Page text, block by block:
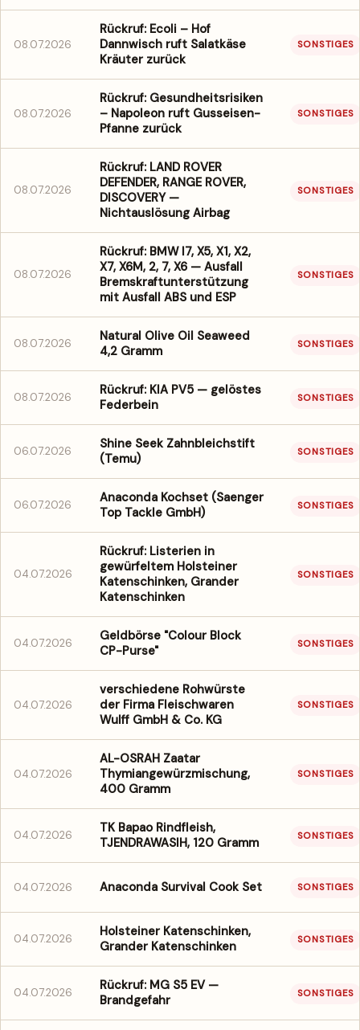
08.07.2026
Rückruf: Ecoli – Hof
Dannwisch ruft Salatkäse
Kräuter zurück
SONSTIGES
08.07.2026
Rückruf: Gesundheitsrisiken
– Napoleon ruft Gusseisen-
Pfanne zurück
SONSTIGES
08.07.2026
Rückruf: LAND ROVER
DEFENDER, RANGE ROVER,
DISCOVERY —
Nichtauslösung Airbag
SONSTIGES
08.07.2026
Rückruf: BMW I7, X5, X1, X2,
X7, X6M, 2, 7, X6 — Ausfall
Bremskraftunterstützung
mit Ausfall ABS und ESP
SONSTIGES
08.07.2026
Natural Olive Oil Seaweed
4,2 Gramm
SONSTIGES
08.07.2026
Rückruf: KIA PV5 — gelöstes
Federbein
SONSTIGES
06.07.2026
Shine Seek Zahnbleichstift
(Temu)
SONSTIGES
06.07.2026
Anaconda Kochset (Saenger
Top Tackle GmbH)
SONSTIGES
04.07.2026
Rückruf: Listerien in
gewürfeltem Holsteiner
Katenschinken, Grander
Katenschinken
SONSTIGES
04.07.2026
Geldbörse "Colour Block
CP-Purse"
SONSTIGES
04.07.2026
verschiedene Rohwürste
der Firma Fleischwaren
Wulff GmbH & Co. KG
SONSTIGES
04.07.2026
AL-OSRAH Zaatar
Thymiangewürzmischung,
400 Gramm
SONSTIGES
04.07.2026
TK Bapao Rindfleish,
TJENDRAWASIH, 120 Gramm
SONSTIGES
04.07.2026 Anaconda Survival Cook Set SONSTIGES
04.07.2026
Holsteiner Katenschinken,
Grander Katenschinken
SONSTIGES
04.07.2026
Rückruf: MG S5 EV —
Brandgefahr
SONSTIGES